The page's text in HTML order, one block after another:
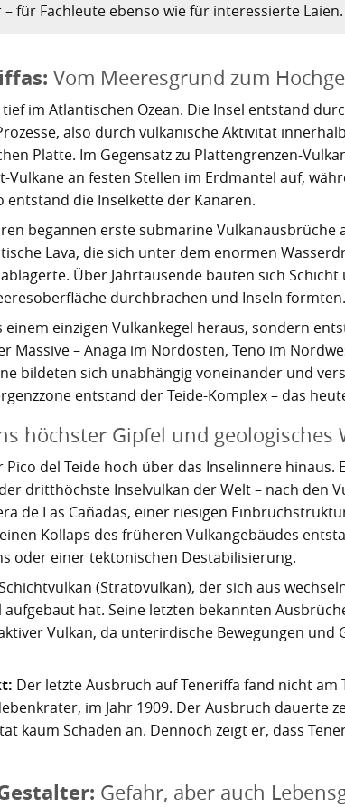
für Fachleute ebenso wie für interessierte Laien.
Vom Meeresgrund zum
im Atlantischen Ozean. Die Insel entstand
also durch vulkanische Aktivität
Platte. Im Gegensatz zu Plattengrenzen-
an festen Stellen im Erdmantel auf,
entstand die Inselkette der Kanaren.
begannen erste submarine Vulkanausbrüche
Lava, die sich unter dem enormen
ablagerte. Über Jahrtausende bauten sich
durchbrachen und Inseln formten.
einem einzigen Vulkankegel heraus, sondern
Massive – Anaga im Nordosten, Teno im
bildeten sich unabhängig voneinander und
entstand der Teide-Komplex – das
höchster Gipfel und geologisches
del Teide hoch über das Inselinnere
dritthöchste Inselvulkan der Welt – nach den
de Las Cañadas, einer riesigen
Kollaps des früheren Vulkangebäudes
oder einer tektonischen Destabilisierung.
(Stratovulkan), der sich aus
hat. Seine letzten bekannten
Vulkan, da unterirdische Bewegungen
Der letzte Ausbruch auf Teneriffa fand nicht
im Jahr 1909. Der Ausbruch dauerte
kaum Schaden an. Dennoch zeigt er, dass
Gefahr, aber auch